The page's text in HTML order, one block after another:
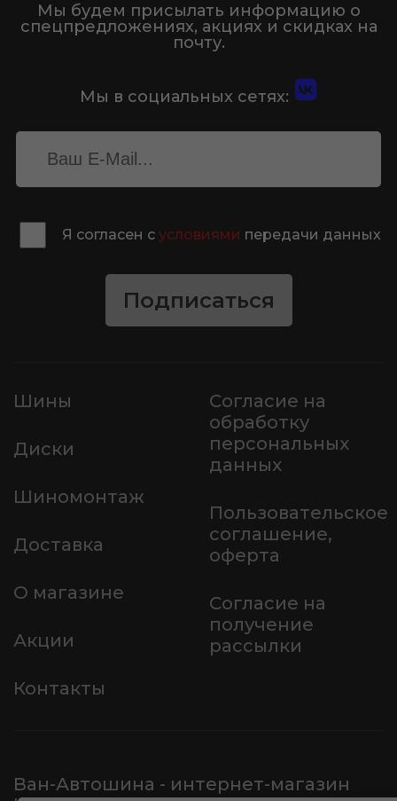
Мы будем присылать информацию о
спецпредложениях, акциях и скидках на
почту.
Мы в социальных сетях:
Я согласен с условиями передачи данных
Подписаться
Шины
Диски
Шиномонтаж
Доставка
О магазине
Акции
Контакты
Согласие на
обработку
персональных
данных
Пользовательское
соглашение,
оферта
Согласие на
получение
рассылки
Ван-Автошина - интернет-магазин